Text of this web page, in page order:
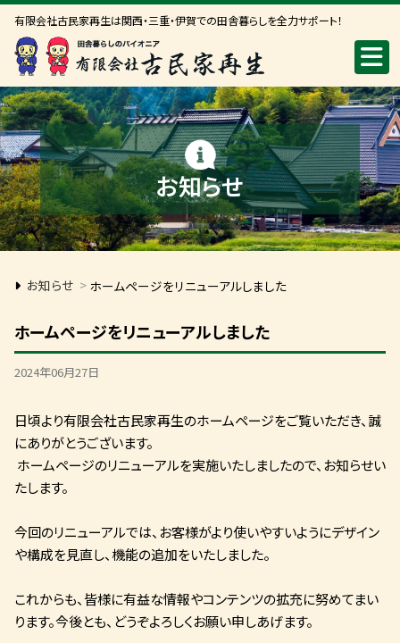
有限会社古民家再生は関西・三重・伊賀での田舎暮らしを全力サポート！
お知らせ
お知らせ > ホームページをリニューアルしました
ホームページをリニューアルしました
2024年06月27日
日頃より有限会社古民家再生のホームページをご覧いただき、誠
にありがとうございます。
ホームページのリニューアルを実施いたしましたので、お知らせい
たします。
今回のリニューアルでは、お客様がより使いやすいようにデザイン
や構成を見直し、機能の追加をいたしました。
これからも、皆様に有益な情報やコンテンツの拡充に努めてまい
ります。今後とも、どうぞよろしくお願い申しあげます。